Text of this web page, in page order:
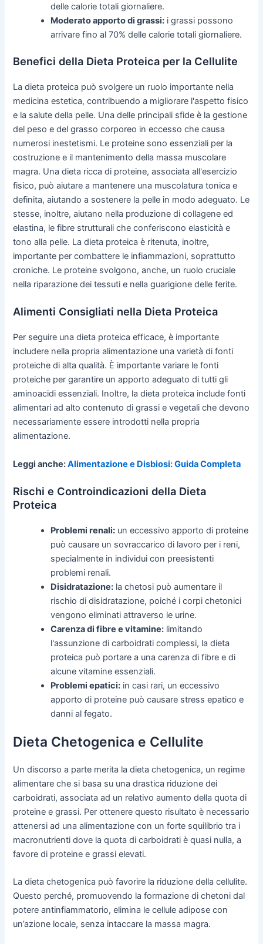
delle calorie totali giornaliere.
Moderato apporto di grassi: i grassi possono
arrivare fino al 70% delle calorie totali giornaliere.
Benefici della Dieta Proteica per la Cellulite
La dieta proteica può svolgere un ruolo importante nella
medicina estetica, contribuendo a migliorare l'aspetto fisico
e la salute della pelle. Una delle principali sfide è la gestione
del peso e del grasso corporeo in eccesso che causa
numerosi inestetismi. Le proteine sono essenziali per la
costruzione e il mantenimento della massa muscolare
magra. Una dieta ricca di proteine, associata all'esercizio
fisico, può aiutare a mantenere una muscolatura tonica e
definita, aiutando a sostenere la pelle in modo adeguato. Le
stesse, inoltre, aiutano nella produzione di collagene ed
elastina, le fibre strutturali che conferiscono elasticità e
tono alla pelle. La dieta proteica è ritenuta, inoltre,
importante per combattere le infiammazioni, soprattutto
croniche. Le proteine svolgono, anche, un ruolo cruciale
nella riparazione dei tessuti e nella guarigione delle ferite.
Alimenti Consigliati nella Dieta Proteica
Per seguire una dieta proteica efficace, è importante
includere nella propria alimentazione una varietà di fonti
proteiche di alta qualità. È importante variare le fonti
proteiche per garantire un apporto adeguato di tutti gli
aminoacidi essenziali. Inoltre, la dieta proteica include fonti
alimentari ad alto contenuto di grassi e vegetali che devono
necessariamente essere introdotti nella propria
alimentazione.
Leggi anche:Alimentazione e Disbiosi: Guida Completa
Rischi e Controindicazioni della Dieta
Proteica
Problemi renali: un eccessivo apporto di proteine
può causare un sovraccarico di lavoro per i reni,
specialmente in individui con preesistenti
problemi renali.
Disidratazione: la chetosi può aumentare il
rischio di disidratazione, poiché i corpi chetonici
vengono eliminati attraverso le urine.
Carenza di fibre e vitamine: limitando
l'assunzione di carboidrati complessi, la dieta
proteica può portare a una carenza di fibre e di
alcune vitamine essenziali.
Problemi epatici: in casi rari, un eccessivo
apporto di proteine può causare stress epatico e
danni al fegato.
Dieta Chetogenica e Cellulite
Un discorso a parte merita la dieta chetogenica, un regime
alimentare che si basa su una drastica riduzione dei
carboidrati, associata ad un relativo aumento della quota di
proteine e grassi. Per ottenere questo risultato è necessario
attenersi ad una alimentazione con un forte squilibrio tra i
macronutrienti dove la quota di carboidrati è quasi nulla, a
favore di proteine e grassi elevati.
La dieta chetogenica può favorire la riduzione della cellulite.
Questo perché, promuovendo la formazione di chetoni dal
potere antinfiammatorio, elimina le cellule adipose con
un’azione locale, senza intaccare la massa magra.